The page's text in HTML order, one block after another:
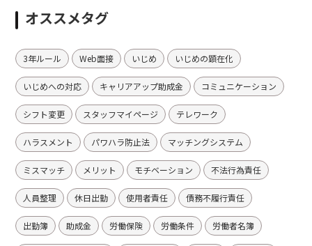
オススメタグ
3年ルール Web面接 いじめ いじめの顕在化
いじめへの対応 キャリアアップ助成金 コミュニケーション
シフト変更 スタッフマイページ テレワーク
ハラスメント パワハラ防止法 マッチングシステム
ミスマッチ メリット モチベーション 不法行為責任
人員整理 休日出勤 使用者責任 債務不履行責任
出勤簿 助成金 労働保険 労働条件 労働者名簿